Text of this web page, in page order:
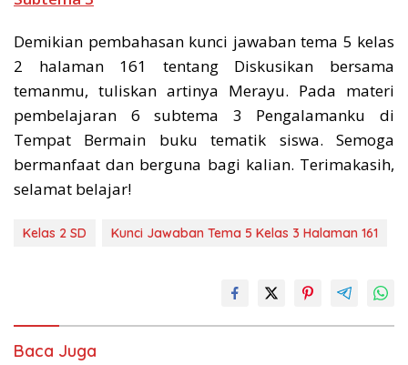
Demikian pembahasan kunci jawaban tema 5 kelas
2 halaman 161 tentang Diskusikan bersama
temanmu, tuliskan artinya Merayu. Pada materi
pembelajaran 6 subtema 3 Pengalamanku di
Tempat Bermain buku tematik siswa. Semoga
bermanfaat dan berguna bagi kalian. Terimakasih,
selamat belajar!
Kelas 2 SD Kunci Jawaban Tema 5 Kelas 3 Halaman 161
Baca Juga